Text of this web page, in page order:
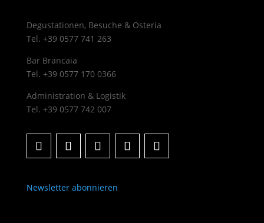
Degustationen, Besuche & Osteria
Tel. +39 0577 741 263
Bar Brancaia
Tel. +39 0577 170 0366
Administration & Logistik
Tel. +39 0577 742 007
Newsletter abonnieren